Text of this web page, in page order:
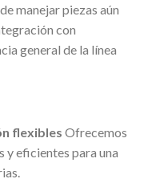
manejar piezas aún
con
general de la línea
flexibles Ofrecemos
y eficientes para una